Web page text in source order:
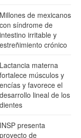
Millones de mexicanos
con síndrome de
intestino irritable y
estreñimiento crónico
Lactancia materna
fortalece músculos y
encías y favorece el
desarrollo lineal de los
dientes
INSP presenta
proyecto de